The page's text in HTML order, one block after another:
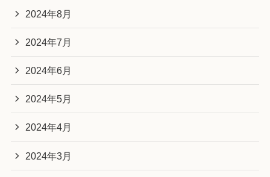
2024年8月
2024年7月
2024年6月
2024年5月
2024年4月
2024年3月